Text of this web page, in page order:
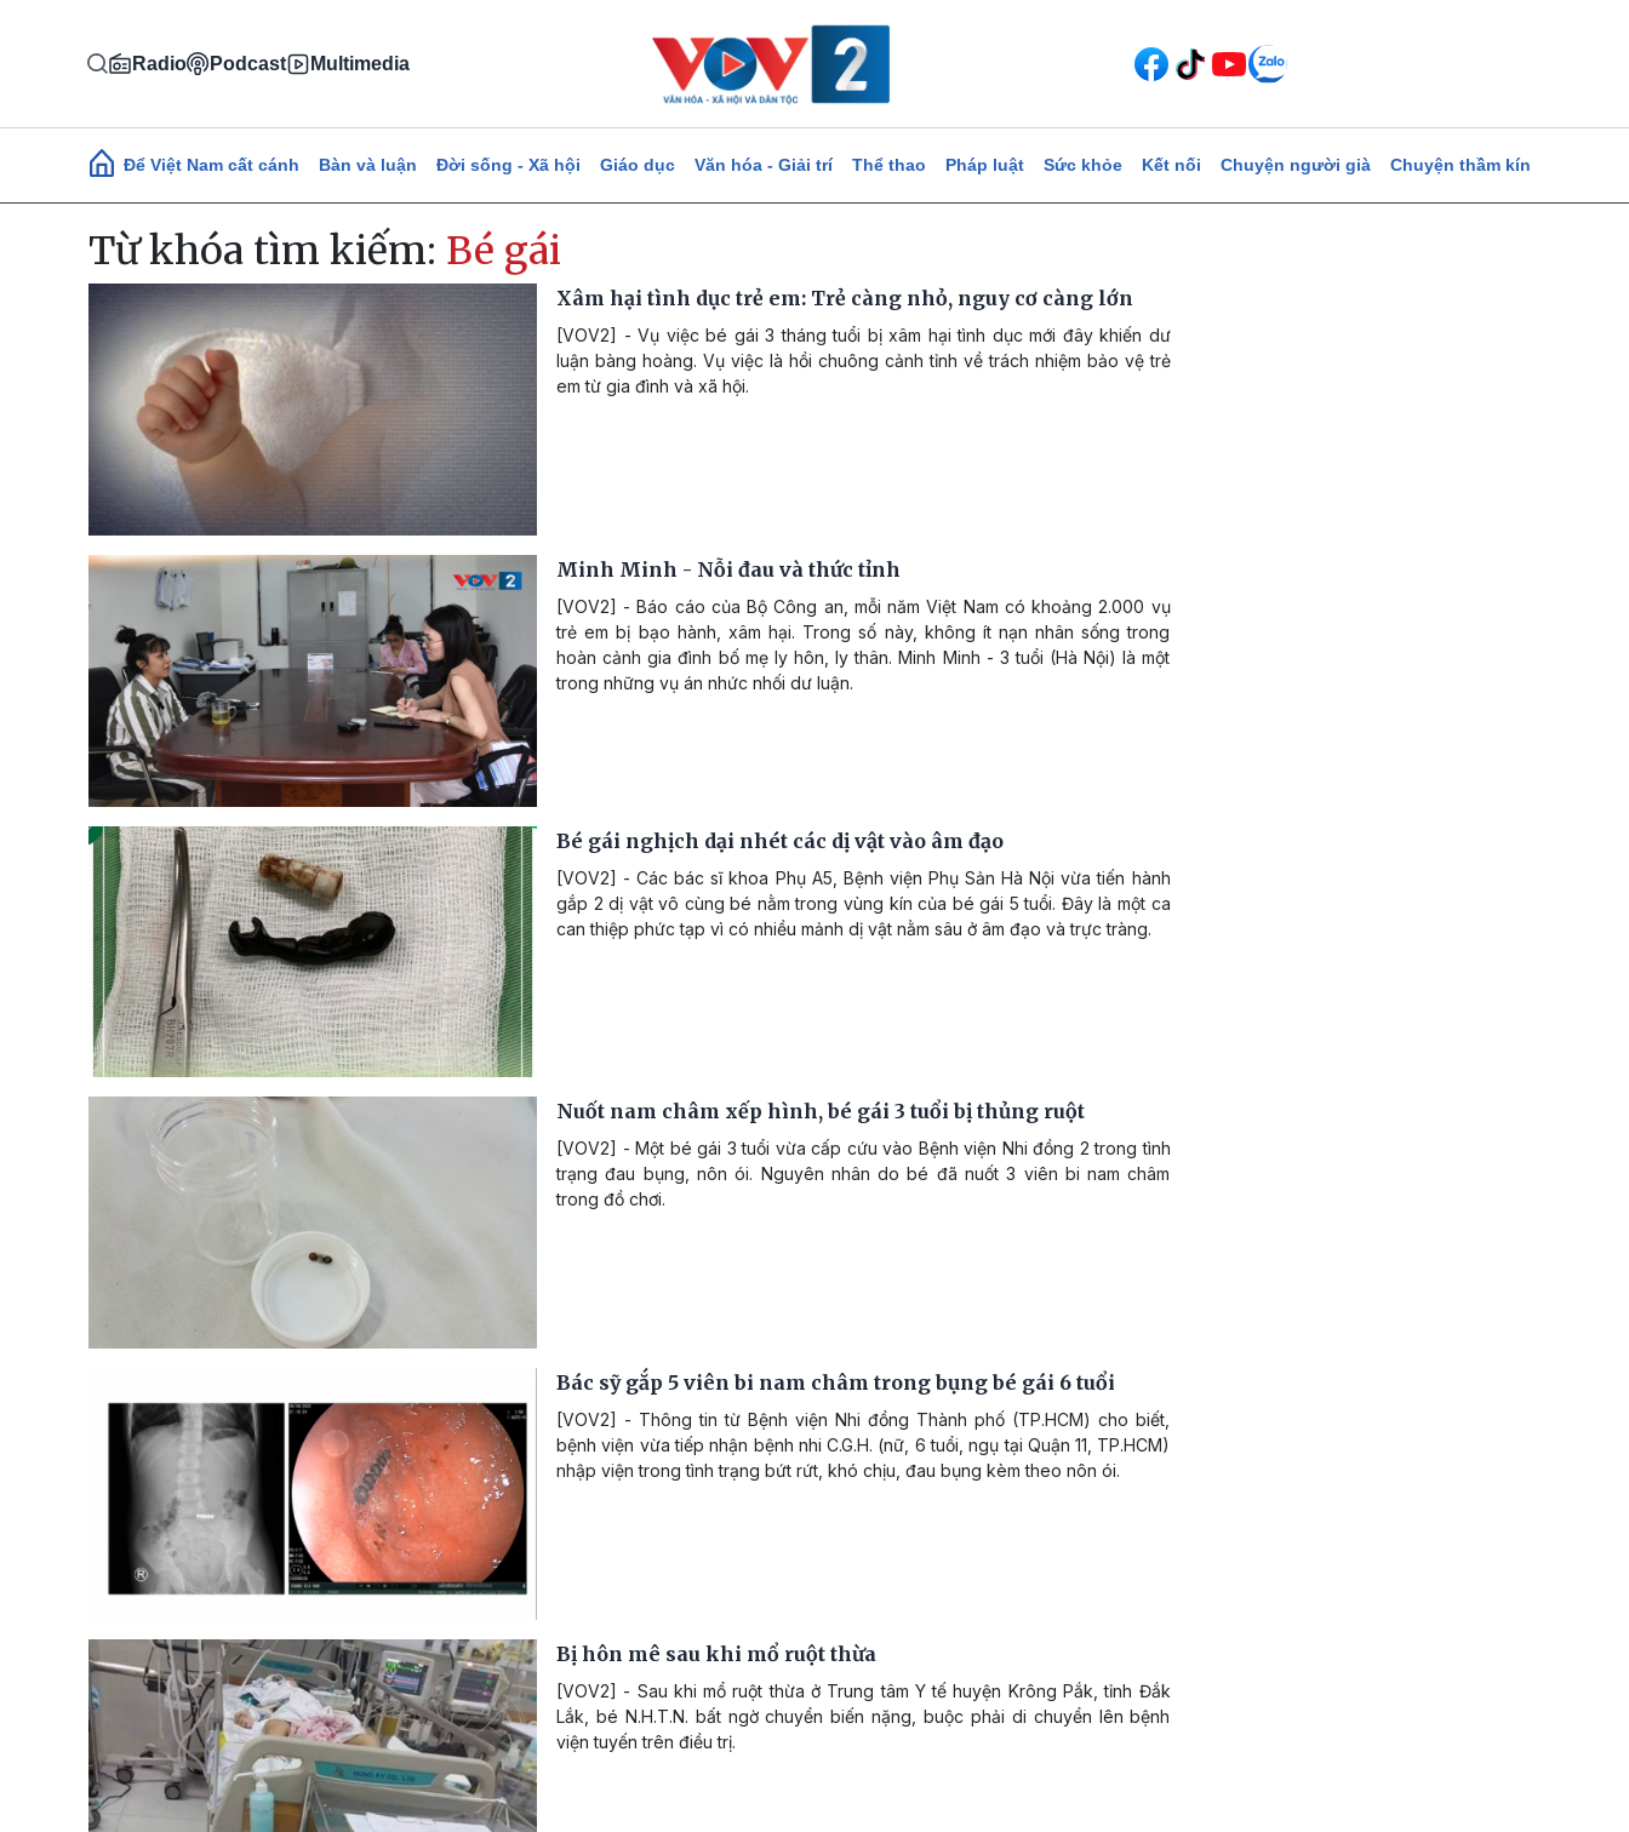
Radio Podcast Multimedia
Main navigation
Để Việt Nam cất cánh Bàn và luận Đời sống - Xã hội Giáo dục Văn hóa - Giải trí Thể thao Pháp luật Sức khỏe Kết nối Chuyện người già Chuyện thầm kín
Từ khóa tìm kiếm: Bé gái
Xâm hại tình dục trẻ em: Trẻ càng nhỏ, nguy cơ càng lớn
[VOV2] - Vụ việc bé gái 3 tháng tuổi bị xâm hại tình dục mới đây khiến dư
luận bàng hoàng. Vụ việc là hồi chuông cảnh tỉnh về trách nhiệm bảo vệ trẻ
em từ gia đình và xã hội.
Minh Minh - Nỗi đau và thức tỉnh
[VOV2] - Báo cáo của Bộ Công an, mỗi năm Việt Nam có khoảng 2.000 vụ
trẻ em bị bạo hành, xâm hại. Trong số này, không ít nạn nhân sống trong
hoàn cảnh gia đình bố mẹ ly hôn, ly thân. Minh Minh - 3 tuổi (Hà Nội) là một
trong những vụ án nhức nhối dư luận.
Bé gái nghịch dại nhét các dị vật vào âm đạo
[VOV2] - Các bác sĩ khoa Phụ A5, Bệnh viện Phụ Sản Hà Nội vừa tiến hành
gắp 2 dị vật vô cùng bé nằm trong vùng kín của bé gái 5 tuổi. Đây là một ca
can thiệp phức tạp vì có nhiều mảnh dị vật nằm sâu ở âm đạo và trực tràng.
Nuốt nam châm xếp hình, bé gái 3 tuổi bị thủng ruột
[VOV2] - Một bé gái 3 tuổi vừa cấp cứu vào Bệnh viện Nhi đồng 2 trong tình
trạng đau bụng, nôn ói. Nguyên nhân do bé đã nuốt 3 viên bi nam châm
trong đồ chơi.
Bác sỹ gắp 5 viên bi nam châm trong bụng bé gái 6 tuổi
[VOV2] - Thông tin từ Bệnh viện Nhi đồng Thành phố (TP.HCM) cho biết,
bệnh viện vừa tiếp nhận bệnh nhi C.G.H. (nữ, 6 tuổi, ngụ tại Quận 11, TP.HCM)
nhập viện trong tình trạng bứt rứt, khó chịu, đau bụng kèm theo nôn ói.
Bị hôn mê sau khi mổ ruột thừa
[VOV2] - Sau khi mổ ruột thừa ở Trung tâm Y tế huyện Krông Pắk, tỉnh Đắk
Lắk, bé N.H.T.N. bất ngờ chuyển biến nặng, buộc phải di chuyển lên bệnh
viện tuyến trên điều trị.